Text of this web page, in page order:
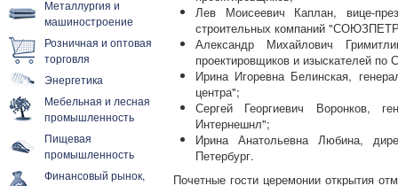
Металлургия и
машиностроение
Розничная и оптовая
торговля
Энергетика
Мебельная и лесная
промышленность
Пищевая
промышленность
Финансовый рынок,
Лев Моисеевич Каплан, вице-
строительных компаний
Александр Михайлович
проектировщиков и изыскателей
Ирина Игоревна Белинская,
центра";
Сергей Георгиевич Воронков,
Интернешнл";
Ирина Анатольевна Любина,
Петербург.
Почетные гости церемонии открытия